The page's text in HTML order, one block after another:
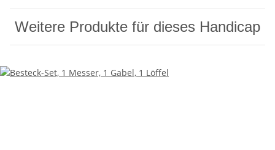
Weitere Produkte für dieses Handicap